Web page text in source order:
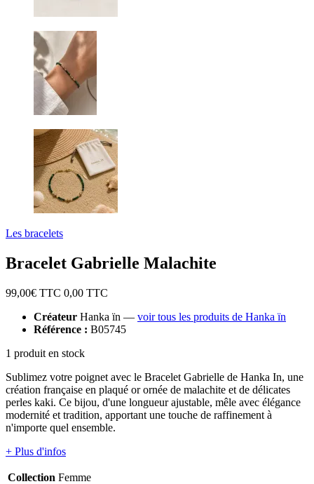
Les bracelets
Bracelet Gabrielle Malachite
99,00€ TTC 0,00 TTC
Créateur Hanka ïn — voir tous les produits de Hanka ïn
Référence : B05745
1 produit en stock
Sublimez votre poignet avec le Bracelet Gabrielle de Hanka In, une
création française en plaqué or ornée de malachite et de délicates
perles kaki. Ce bijou, d'une longueur ajustable, mêle avec élégance
modernité et tradition, apportant une touche de raffinement à
n'importe quel ensemble.
+ Plus d'infos
Collection Femme